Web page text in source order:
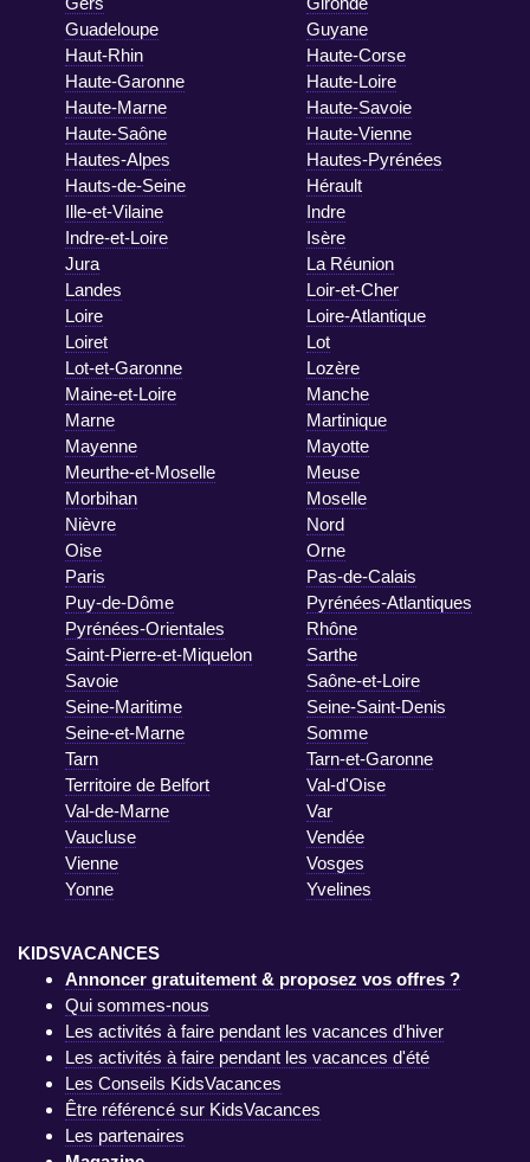
Guadeloupe
Guyane
Haut-Rhin
Haute-Corse
Haute-Garonne
Haute-Loire
Haute-Marne
Haute-Savoie
Haute-Saône
Haute-Vienne
Hautes-Alpes
Hautes-Pyrénées
Hauts-de-Seine
Hérault
Ille-et-Vilaine
Indre
Indre-et-Loire
Isère
Jura
La Réunion
Landes
Loir-et-Cher
Loire
Loire-Atlantique
Loiret
Lot
Lot-et-Garonne
Lozère
Maine-et-Loire
Manche
Marne
Martinique
Mayenne
Mayotte
Meurthe-et-Moselle
Meuse
Morbihan
Moselle
Nièvre
Nord
Oise
Orne
Paris
Pas-de-Calais
Puy-de-Dôme
Pyrénées-Atlantiques
Pyrénées-Orientales
Rhône
Saint-Pierre-et-Miquelon
Sarthe
Savoie
Saône-et-Loire
Seine-Maritime
Seine-Saint-Denis
Seine-et-Marne
Somme
Tarn
Tarn-et-Garonne
Territoire de Belfort
Val-d'Oise
Val-de-Marne
Var
Vaucluse
Vendée
Vienne
Vosges
Yonne
Yvelines
KIDSVACANCES
Annoncer gratuitement & proposez vos offres ?
Qui sommes-nous
Les activités à faire pendant les vacances d'hiver
Les activités à faire pendant les vacances d'été
Les Conseils KidsVacances
Être référencé sur KidsVacances
Les partenaires